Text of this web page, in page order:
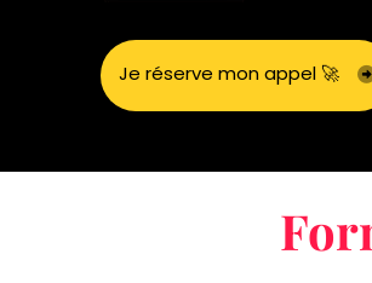
Je réserve mon appel 🚀